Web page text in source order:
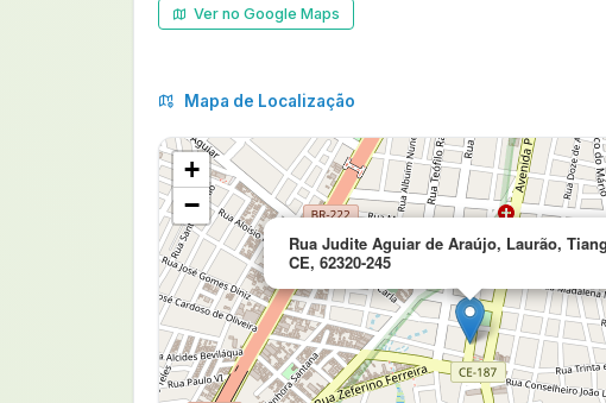
Ver no Google Maps
Mapa de Localização
Rua Judite Aguiar de Araújo, Laurão,
CE, 62320-245
+
−